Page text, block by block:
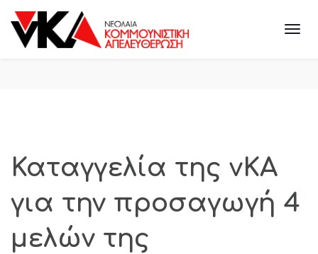
Καταγγελία της νΚΑ
για την προσαγωγή 4
μελών της